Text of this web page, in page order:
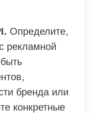
Определите,
рекламной
бренда или
конкретные